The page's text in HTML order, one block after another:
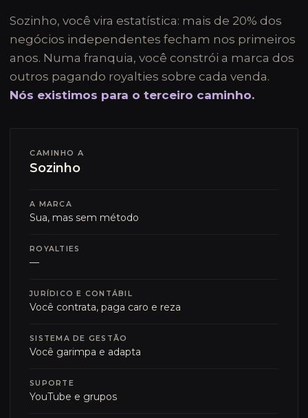
Sozinho, você vira estatística: mais de 20% dos
negócios independentes fecham nos primeiros
anos. Numa franquia, você constrói a marca dos
outros pagando royalties sobre cada venda.
Nós existimos para o terceiro caminho.
CAMINHO A
Sozinho
A MARCA
Sua, mas sem método
ROYALTIES
—
JURÍDICO E CONTÁBIL
Você contrata, paga caro e reza
SISTEMA DE GESTÃO
Você garimpa e adapta
SUPORTE
YouTube e grupos